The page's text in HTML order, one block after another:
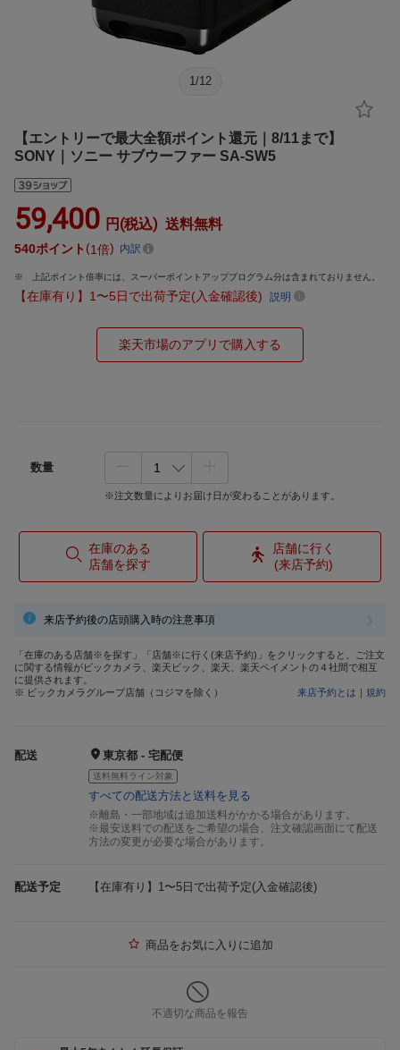
1 /12
【エントリーで最大全額ポイント還元｜8/11まで】
SONY｜ソニー サブウーファー SA-SW5
59,400 円(税込) 送料無料
540ポイント 1倍 内訳
上記ポイント倍率には、スーパーポイントアッププログラム分は含まれておりません。
【在庫有り】1〜5日で出荷予定(入金確認後) 説明
楽天市場のアプリで購入する
数量
※注文数量によりお届け日が変わることがあります。
在庫のある
店舗を探す
店舗に行く
(来店予約)
来店予約後の店頭購入時の注意事項
「在庫のある店舗※を探す」「店舗※に行く(来店予約)」をクリックすると、ご注文
に関する情報がビックカメラ、楽天ビック、楽天、楽天ペイメントの４社間で相互
に提供されます。
※ ビックカメラグループ店舗（コジマを除く）
来店予約とは ｜ 規約
配送 東京都 - 宅配便
送料無料ライン対象
すべての配送方法と送料を見る
※離島・一部地域は追加送料がかかる場合があります。
※最安送料での配送をご希望の場合、注文確認画面にて配送
方法の変更が必要な場合があります。
配送予定 【在庫有り】1〜5日で出荷予定(入金確認後)
商品をお気に入りに追加
不適切な商品を報告